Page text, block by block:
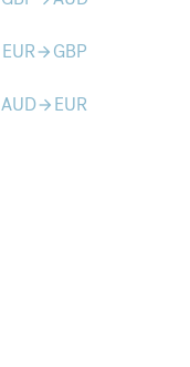
EURarrow_forward GBP
AUDarrow_forward EUR